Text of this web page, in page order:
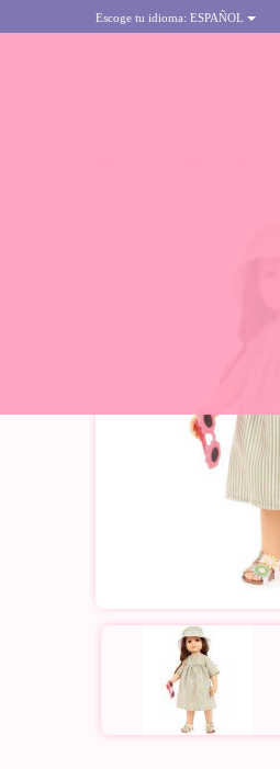
Escoge tu idioma: ESPAÑOL